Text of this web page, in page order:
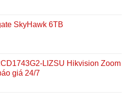
SkyHawk 6TB
LIZSU Hikvision Zoom
giá 24/7